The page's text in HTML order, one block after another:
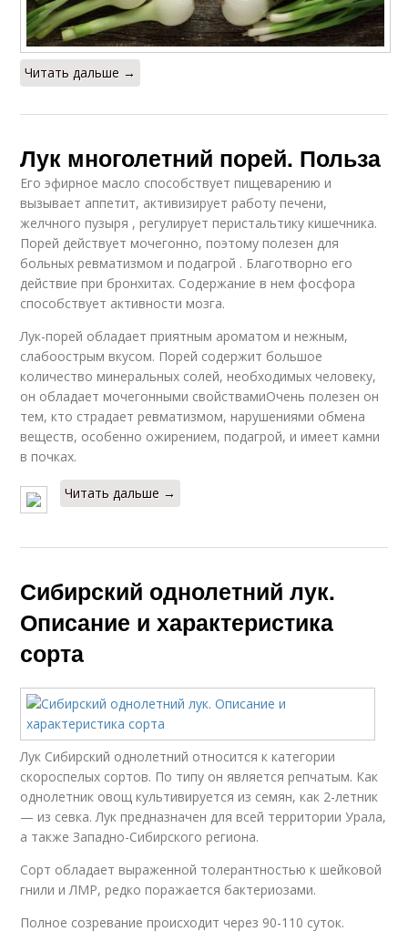
Читать дальше →
Лук многолетний порей. Польза
Его эфирное масло способствует пищеварению и
вызывает аппетит, активизирует работу печени,
желчного пузыря , регулирует перистальтику кишечника.
Порей действует мочегонно, поэтому полезен для
больных ревматизмом и подагрой . Благотворно его
действие при бронхитах. Содержание в нем фосфора
способствует активности мозга.
Лук-порей обладает приятным ароматом и нежным,
слабоострым вкусом. Порей содержит большое
количество минеральных солей, необходимых человеку,
он обладает мочегонными свойствамиОчень полезен он
тем, кто страдает ревматизмом, нарушениями обмена
веществ, особенно ожирением, подагрой, и имеет камни
в почках.
Читать дальше →
Сибирский однолетний лук.
Описание и характеристика
сорта
Лук Сибирский однолетний относится к категории
скороспелых сортов. По типу он является репчатым. Как
однолетник овощ культивируется из семян, как 2-летник
— из севка. Лук предназначен для всей территории Урала,
а также Западно-Сибирского региона.
Сорт обладает выраженной толерантностью к шейковой
гнили и ЛМР, редко поражается бактериозами.
Полное созревание происходит через 90-110 суток.